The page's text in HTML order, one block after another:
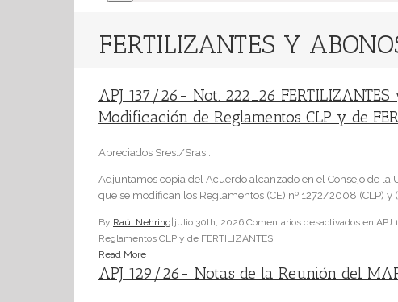
FERTILIZANTES Y
APJ 137/26- Not. 222_26
Modificación de Reglamentos CLP y de
Apreciados Sres./Sras.:
Adjuntamos copia del Acuerdo alcanzado en el Consejo de
que se modifican los Reglamentos (CE) nº 1272/2008 (CLP)
By Raúl Nehring julio 30th, 2026 Comentarios desactivados en APJ
Reglamentos CLP y de FERTILIZANTES.
Read More
APJ 129/26- Notas de la Reunión del